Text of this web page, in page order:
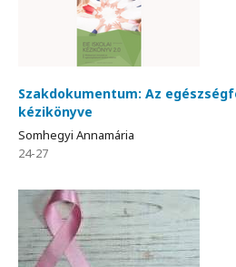
Szakdokumentum: Az
kézikönyve
Somhegyi Annamária
24-27